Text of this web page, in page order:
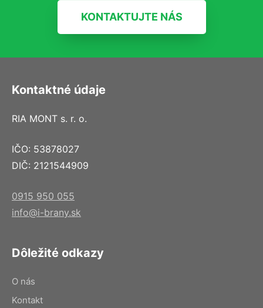
KONTAKTUJTE NÁS
Kontaktné údaje
RIA MONT s. r. o.
IČO: 53878027
DIČ: 2121544909
0915 950 055
info@i-brany.sk
Dôležité odkazy
O nás
Kontakt